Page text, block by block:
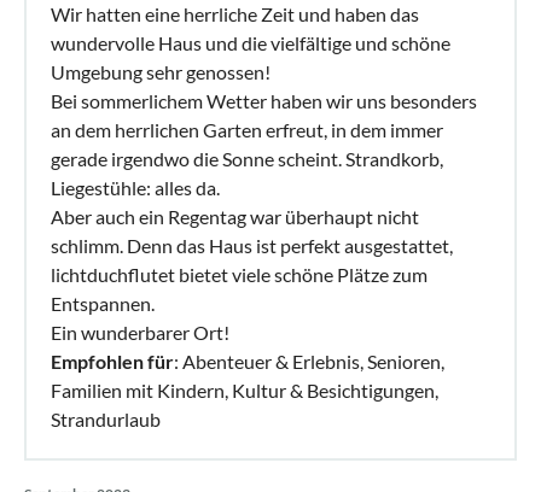
Wir hatten eine herrliche Zeit und haben das
wundervolle Haus und die vielfältige und schöne
Umgebung sehr genossen!
Bei sommerlichem Wetter haben wir uns besonders
an dem herrlichen Garten erfreut, in dem immer
gerade irgendwo die Sonne scheint. Strandkorb,
Liegestühle: alles da.
Aber auch ein Regentag war überhaupt nicht
schlimm. Denn das Haus ist perfekt ausgestattet,
lichtduchflutet bietet viele schöne Plätze zum
Entspannen.
Ein wunderbarer Ort!
Empfohlen für: Abenteuer & Erlebnis, Senioren,
Familien mit Kindern, Kultur & Besichtigungen,
Strandurlaub